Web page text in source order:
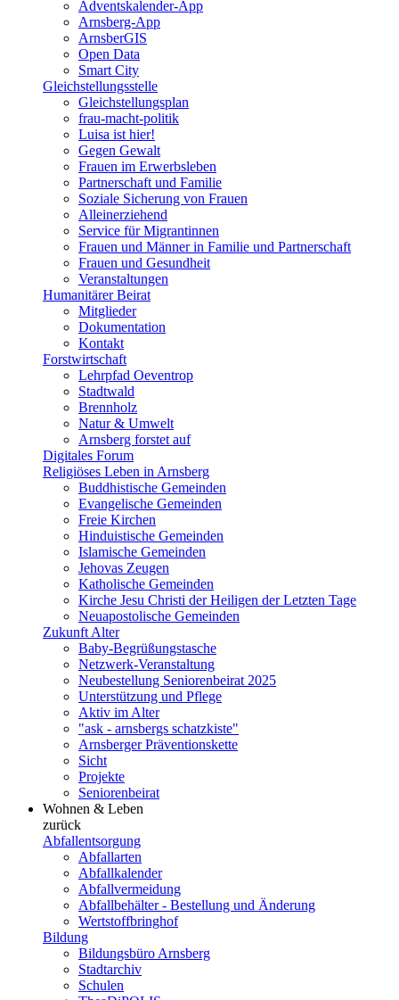
Adventskalender-App
Arnsberg-App
ArnsberGIS
Open Data
Smart City
Gleichstellungsstelle
Gleichstellungsplan
frau-macht-politik
Luisa ist hier!
Gegen Gewalt
Frauen im Erwerbsleben
Partnerschaft und Familie
Soziale Sicherung von Frauen
Alleinerziehend
Service für Migrantinnen
Frauen und Männer in Familie und Partnerschaft
Frauen und Gesundheit
Veranstaltungen
Humanitärer Beirat
Mitglieder
Dokumentation
Kontakt
Forstwirtschaft
Lehrpfad Oeventrop
Stadtwald
Brennholz
Natur & Umwelt
Arnsberg forstet auf
Digitales Forum
Religiöses Leben in Arnsberg
Buddhistische Gemeinden
Evangelische Gemeinden
Freie Kirchen
Hinduistische Gemeinden
Islamische Gemeinden
Jehovas Zeugen
Katholische Gemeinden
Kirche Jesu Christi der Heiligen der Letzten Tage
Neuapostolische Gemeinden
Zukunft Alter
Baby-Begrüßungstasche
Netzwerk-Veranstaltung
Neubestellung Seniorenbeirat 2025
Unterstützung und Pflege
Aktiv im Alter
"ask - arnsbergs schatzkiste"
Arnsberger Präventionskette
Sicht
Projekte
Seniorenbeirat
Wohnen & Leben
zurück
Abfallentsorgung
Abfallarten
Abfallkalender
Abfallvermeidung
Abfallbehälter - Bestellung und Änderung
Wertstoffbringhof
Bildung
Bildungsbüro Arnsberg
Stadtarchiv
Schulen